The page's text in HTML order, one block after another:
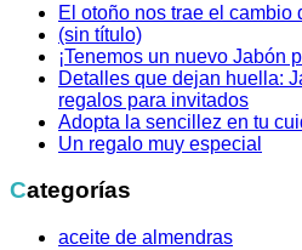
El otoño nos trae el cambio
(sin título)
¡Tenemos un nuevo Jabón
Detalles que dejan huella:
regalos para invitados
Adopta la sencillez en tu
Un regalo muy especial
Categorías
aceite de almendras